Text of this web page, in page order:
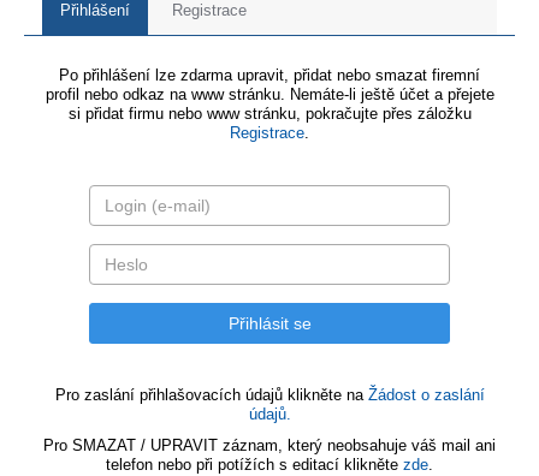
Přihlášení Registrace
Po přihlášení lze zdarma upravit, přidat nebo smazat firemní
profil nebo odkaz na www stránku. Nemáte-li ještě účet a přejete
si přidat firmu nebo www stránku, pokračujte přes záložku
Registrace.
Pro zaslání přihlašovacích údajů klikněte na Žádost o zaslání
údajů.
Pro SMAZAT / UPRAVIT záznam, který neobsahuje váš mail ani
telefon nebo při potížích s editací klikněte zde.